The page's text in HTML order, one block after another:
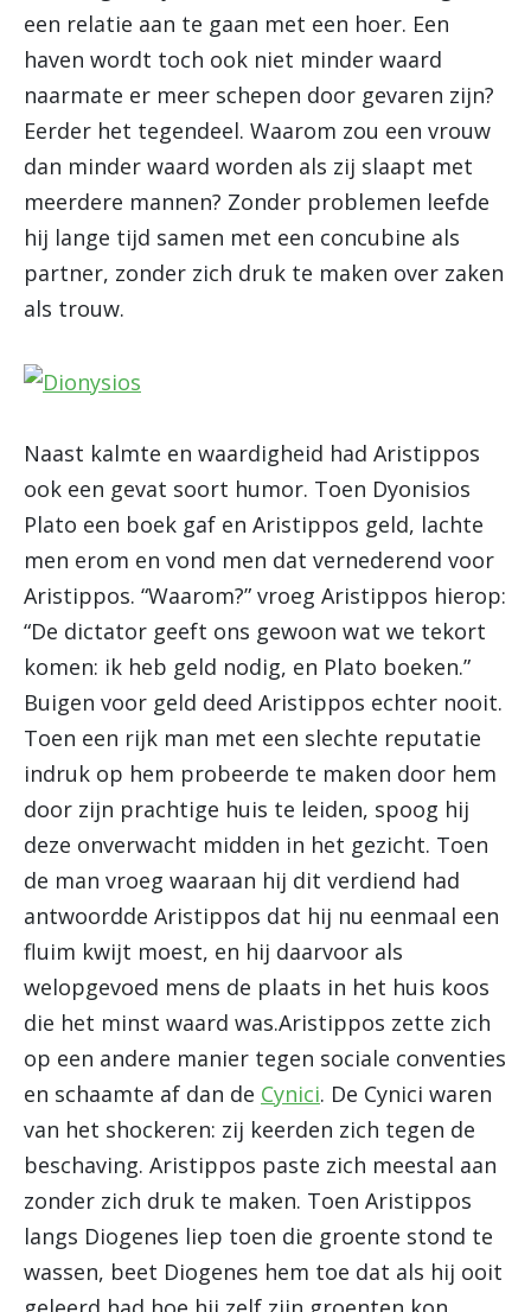
een relatie aan te gaan met een hoer. Een
haven wordt toch ook niet minder waard
naarmate er meer schepen door gevaren zijn?
Eerder het tegendeel. Waarom zou een vrouw
dan minder waard worden als zij slaapt met
meerdere mannen? Zonder problemen leefde
hij lange tijd samen met een concubine als
partner, zonder zich druk te maken over zaken
als trouw.
Naast kalmte en waardigheid had Aristippos
ook een gevat soort humor. Toen Dyonisios
Plato een boek gaf en Aristippos geld, lachte
men erom en vond men dat vernederend voor
Aristippos. “Waarom?” vroeg Aristippos hierop:
“De dictator geeft ons gewoon wat we tekort
komen: ik heb geld nodig, en Plato boeken.”
Buigen voor geld deed Aristippos echter nooit.
Toen een rijk man met een slechte reputatie
indruk op hem probeerde te maken door hem
door zijn prachtige huis te leiden, spoog hij
deze onverwacht midden in het gezicht. Toen
de man vroeg waaraan hij dit verdiend had
antwoordde Aristippos dat hij nu eenmaal een
fluim kwijt moest, en hij daarvoor als
welopgevoed mens de plaats in het huis koos
die het minst waard was.Aristippos zette zich
op een andere manier tegen sociale conventies
en schaamte af dan de Cynici. De Cynici waren
van het shockeren: zij keerden zich tegen de
beschaving. Aristippos paste zich meestal aan
zonder zich druk te maken. Toen Aristippos
langs Diogenes liep toen die groente stond te
wassen, beet Diogenes hem toe dat als hij ooit